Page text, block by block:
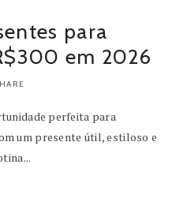
para
em 2026
perfeita para
um presente útil, estiloso e